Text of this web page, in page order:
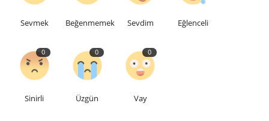
Sevmek Beğenmemek Sevdim Eğlenceli
0
Sinirli
0
Üzgün
0
Vay